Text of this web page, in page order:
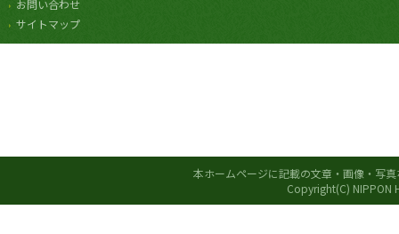
お問い合わせ
サイトマップ
本ホームページに記載の文章・画像・写
Copyright(C) NIPPON